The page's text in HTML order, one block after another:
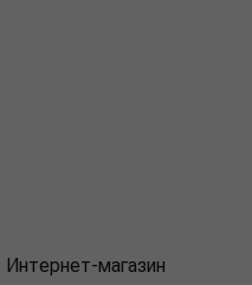
Интернет-магазин